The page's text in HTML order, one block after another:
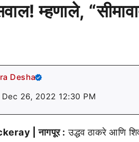
म्हणाले,
Desha
Dec 26, 2022 12:30 PM
| नागपूर : उद्धव ठाकरे आणि